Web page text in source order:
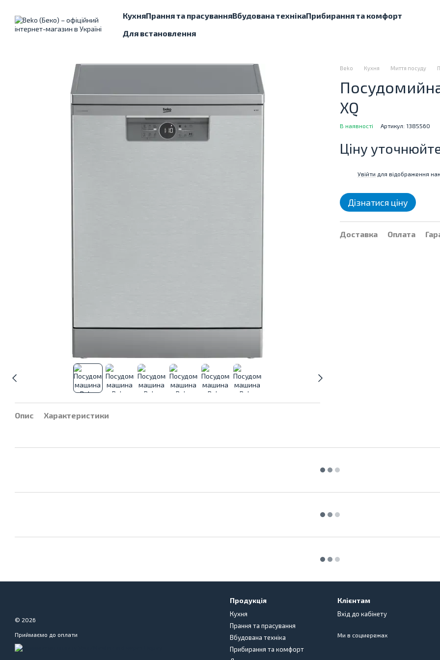
КухняПрання та прасуванняВбудована технікаПрибирання та комфорт
Для встановлення
Опис Характеристики
Beko Кухня Миття посуду
XQ
В наявності Артикул: 1385560
Ціну
Увійти для відображення
Дізнатися ціну
Доставка Оплата
© 2026
Приймаємо до оплати
Продукція
Кухня
Прання та прасування
Вбудована техніка
Прибирання та комфорт
Клієнтам
Вхід до кабінету
Ми в соцмережах